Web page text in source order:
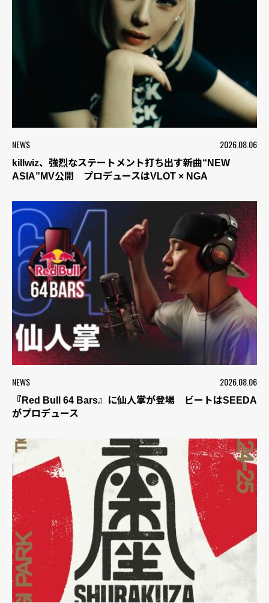
NEWS 2026.08.06
killwiz、強烈なステートメント打ち出す新曲“NEW
ASIA”MV公開 プロデュースはVLOT × NGA
NEWS 2026.08.06
『Red Bull 64 Bars』に仙人掌が登場 ビートはSEEDA
がプロデュース